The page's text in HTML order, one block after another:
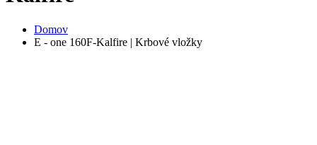
Domov
E - one 160F-Kalfire | Krbové vložky